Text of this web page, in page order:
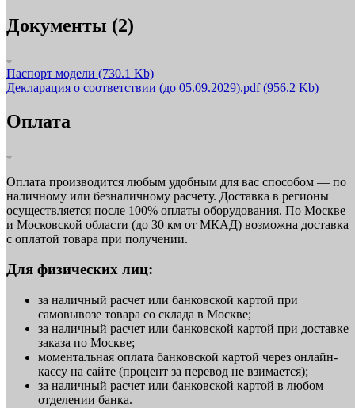
Документы (2)
Паспорт модели (730.1 Kb)
Декларация о соответствии (до 05.09.2029).pdf(956.2 Kb)
Оплата
Оплата производится любым удобным для вас способом — по
наличному или безналичному расчету. Доставка в регионы
осуществляется после 100% оплаты оборудования. По Москве
и Московской области (до 30 км от МКАД) возможна доставка
с оплатой товара при получении.
Для физических лиц:
за наличный расчет или банковской картой при
самовывозе товара со склада в Москве;
за наличный расчет или банковской картой при доставке
заказа по Москве;
моментальная оплата банковской картой через онлайн-
кассу на сайте (процент за перевод не взимается);
за наличный расчет или банковской картой в любом
отделении банка.